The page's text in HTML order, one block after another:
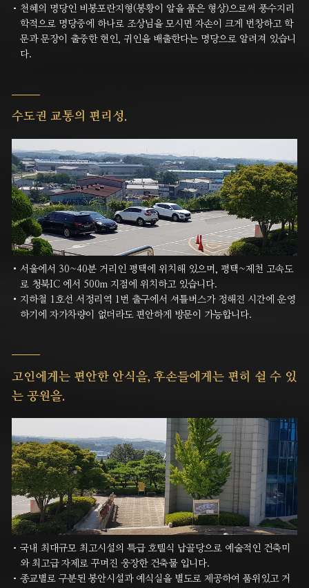
천혜의 명당인 비봉포란지형(봉황이 알을 품은 형상)으로써 풍수지리
학적으로 명당중에 하나로 조상님을 모시면 자손이 크게
번창하고 학
문과 문장이 출중한 현인, 귀인을 배출한다는 명당으로 알려져 있습니
다.
수도권 교통의 편리성.
서울에서 30~40분 거리인 평택에 위치해 있으며, 평택~제천 고속도
로 청북IC 에서 500m 지점에 위치하고 있습니다.
지하철 1호선 서정리역 1번 출구에서 셔틀버스가 정해진 시간에 운영
하기에 자가차량이 없더라도 편안하게 방문이 가능합니다.
고인에게는 편안한 안식을,후손들에게는 편히 쉴 수 있
는 공원을.
국내 최대규모 최고시설의 특급 호텔식 납골당으로 예술적인 건축미
와 최고급 자제로 꾸며진 웅장한 건축물 입니다.
종교별로 구분된 봉안시설과 예식실을 별도로 제공하여 품위있고 거